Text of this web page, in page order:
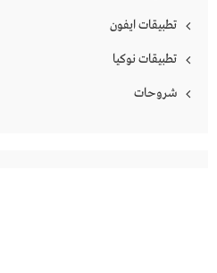
تطبيقات ايفون
تطبيقات نوكيا
شروحات